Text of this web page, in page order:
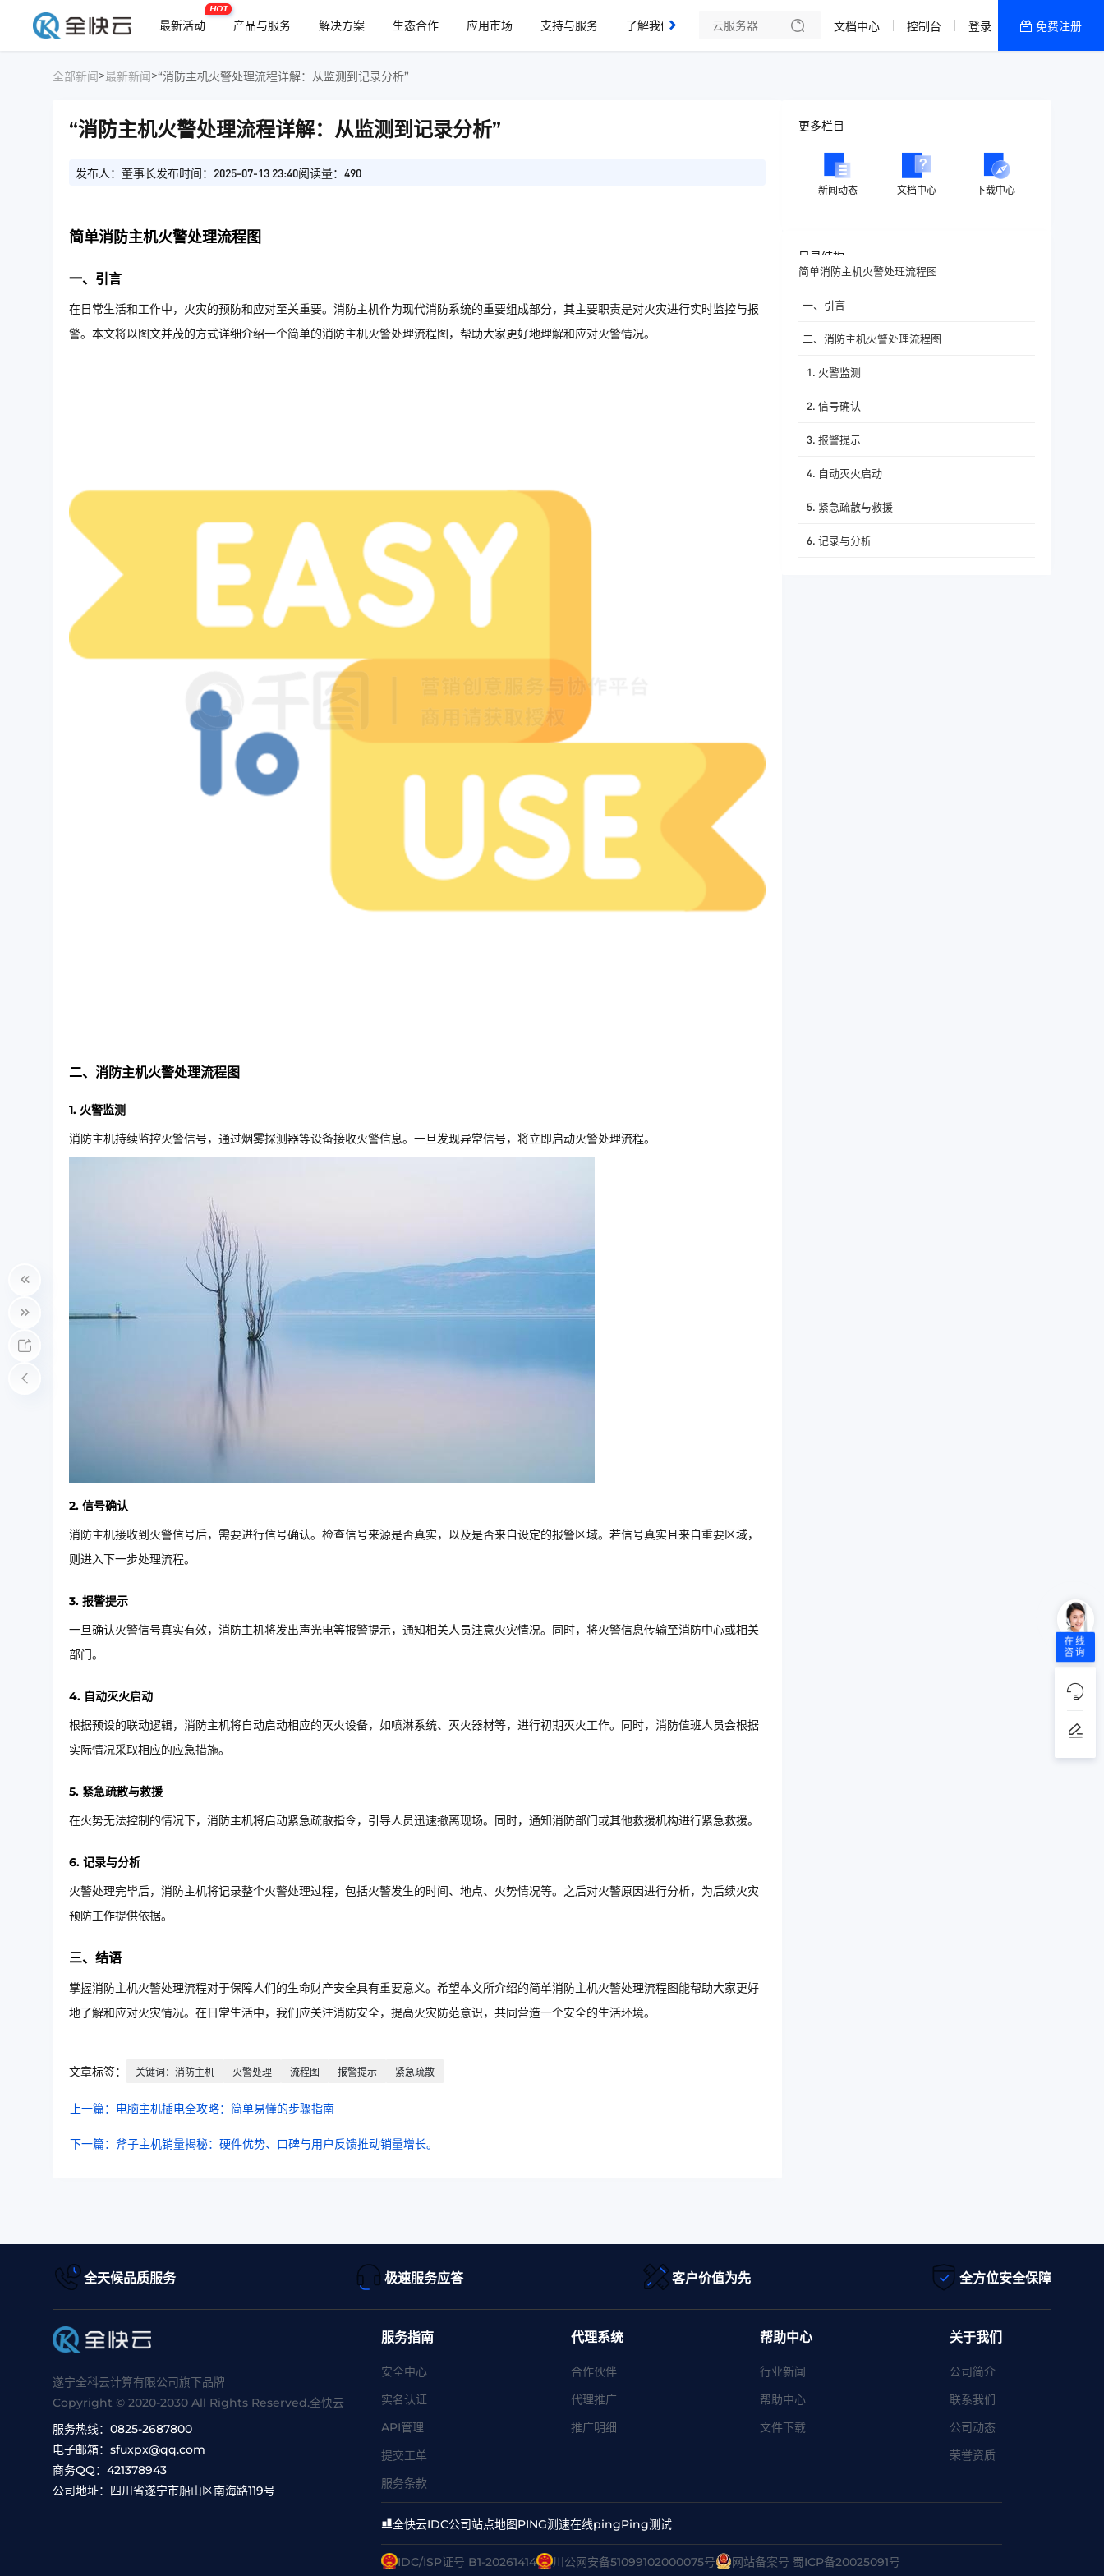
最新活动
HOT
产品与服务 解决方案 生态合作 应用市场 支持与服务
了解我们
文档中心 控制台 登录 免费注册
全部新闻>最新新闻>“消防主机火警处理流程详解：从监测到记录分析”
“消防主机火警处理流程详解：从监测到记录分析”
发布人：董事长发布时间：2025-07-13 23:40阅读量：490
简单消防主机火警处理流程图
一、引言
在日常生活和工作中，火灾的预防和应对至关重要。消防主机作为现代消防系统的重要组成部分，其主要职责是对火灾进行实时监控与报
警。本文将以图文并茂的方式详细介绍一个简单的消防主机火警处理流程图，帮助大家更好地理解和应对火警情况。
二、消防主机火警处理流程图
1. 火警监测
消防主机持续监控火警信号，通过烟雾探测器等设备接收火警信息。一旦发现异常信号，将立即启动火警处理流程。
2. 信号确认
消防主机接收到火警信号后，需要进行信号确认。检查信号来源是否真实，以及是否来自设定的报警区域。若信号真实且来自重要区域，
则进入下一步处理流程。
3. 报警提示
一旦确认火警信号真实有效，消防主机将发出声光电等报警提示，通知相关人员注意火灾情况。同时，将火警信息传输至消防中心或相关
部门。
4. 自动灭火启动
根据预设的联动逻辑，消防主机将自动启动相应的灭火设备，如喷淋系统、灭火器材等，进行初期灭火工作。同时，消防值班人员会根据
实际情况采取相应的应急措施。
5. 紧急疏散与救援
在火势无法控制的情况下，消防主机将启动紧急疏散指令，引导人员迅速撤离现场。同时，通知消防部门或其他救援机构进行紧急救援。
6. 记录与分析
火警处理完毕后，消防主机将记录整个火警处理过程，包括火警发生的时间、地点、火势情况等。之后对火警原因进行分析，为后续火灾
预防工作提供依据。
三、结语
掌握消防主机火警处理流程对于保障人们的生命财产安全具有重要意义。希望本文所介绍的简单消防主机火警处理流程图能帮助大家更好
地了解和应对火灾情况。在日常生活中，我们应关注消防安全，提高火灾防范意识，共同营造一个安全的生活环境。
文章标签： 关键词：消防主机 火警处理 流程图 报警提示 紧急疏散
上一篇：电脑主机插电全攻略：简单易懂的步骤指南
下一篇：斧子主机销量揭秘：硬件优势、口碑与用户反馈推动销量增长。
更多栏目
新闻动态 文档中心 下载中心
目录结构
简单消防主机火警处理流程图
一、引言
二、消防主机火警处理流程图
1. 火警监测
2. 信号确认
3. 报警提示
4. 自动灭火启动
5. 紧急疏散与救援
6. 记录与分析
全天候品质服务 极速服务应答 客户价值为先 全方位安全保障
遂宁全科云计算有限公司旗下品牌
Copyright © 2020-2030 All Rights Reserved.全快云
服务热线： 0825-2687800
电子邮箱： sfuxpx@qq.com
商务QQ： 421378943
公司地址： 四川省遂宁市船山区南海路119号
服务指南
安全中心
实名认证
API管理
提交工单
服务条款
代理系统
合作伙伴
代理推广
推广明细
帮助中心
行业新闻
帮助中心
文件下载
关于我们
公司简介
联系我们
公司动态
荣誉资质
全快云IDC公司站点地图PING测速在线pingPing测试
IDC/ISP证号 B1-20261414 川公网安备51099102000075号 网站备案号 蜀ICP备20025091号
在线
咨询